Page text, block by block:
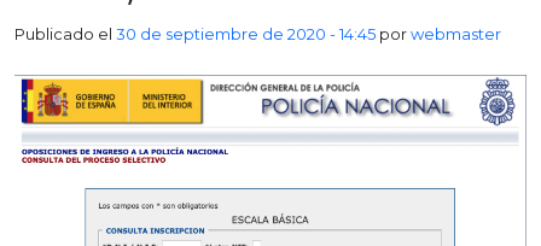
Publicado el 30 de septiembre de 2020 - 14:45 porwebmaster